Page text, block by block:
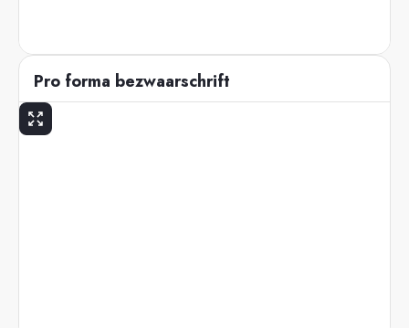
Pro forma bezwaarschrift